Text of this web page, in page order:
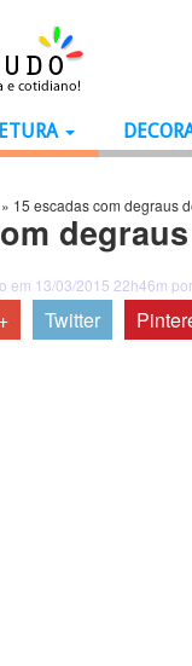
» 15 escadas com degraus
em 13/03/2015 22h46m
Twitter